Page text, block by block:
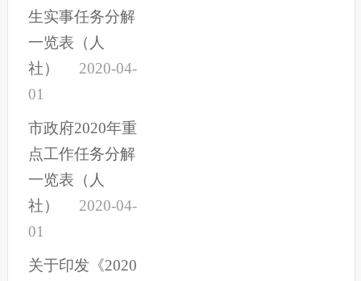
生实事任务分解
一览表（人
社）
2020-04-
01
市政府2020年重
点工作任务分解
一览表（人
社）
2020-04-
01
关于印发《2020